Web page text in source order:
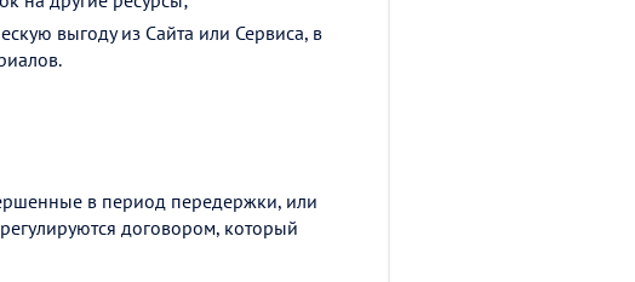
выгоду из Сайта или Сервиса, в
в период передержки, или
договором, который